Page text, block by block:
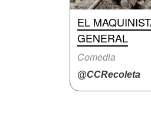
EL
GENERAL
Comedia
@CCRecoleta